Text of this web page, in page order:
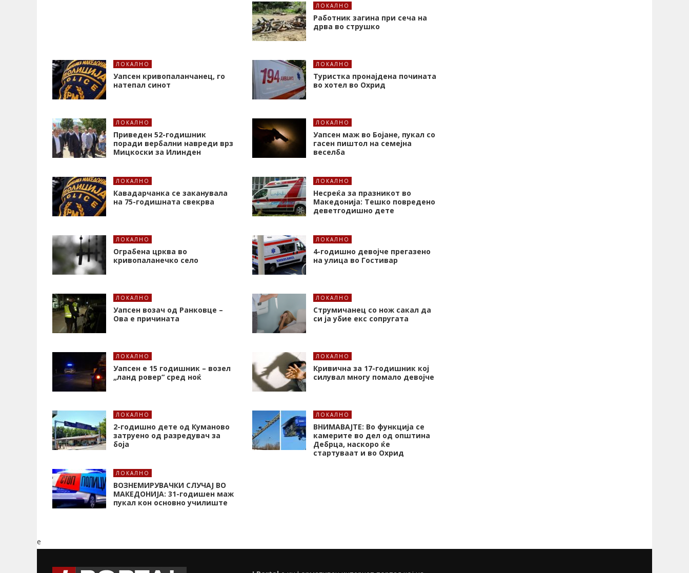
ЛОКАЛНО
Работник загина при сеча на
дрва во струшко
ЛОКАЛНО
Уапсен кривопаланчанец, го
натепал синот
ЛОКАЛНО
Туристка пронајдена почината
во хотел во Охрид
ЛОКАЛНО
Приведен 52-годишник
поради вербални навреди врз
Мицкоски за Илинден
ЛОКАЛНО
Уапсен маж во Бојане, пукал со
гасен пиштол на семејна
веселба
ЛОКАЛНО
Кавадарчанка се заканувала
на 75-годишната свекрва
ЛОКАЛНО
Несреќа за празникот во
Македонија: Тешко повредено
деветгодишно дете
ЛОКАЛНО
Ограбена црква во
кривопаланечко село
ЛОКАЛНО
4-годишно девојче прегазено
на улица во Гостивар
ЛОКАЛНО
Уапсен возач од Ранковце –
Ова е причината
ЛОКАЛНО
Струмичанец со нож сакал да
си ја убие екс сопругата
ЛОКАЛНО
Уапсен е 15 годишник – возел
„ланд ровер“ сред ноќ
ЛОКАЛНО
Кривична за 17-годишник кој
силувал многу помало девојче
ЛОКАЛНО
2-годишно дете од Куманово
затруено од разредувач за
боја
ЛОКАЛНО
ВНИМАВАЈТЕ: Во функција се
камерите во дел од општина
Дебрца, наскоро ќе
стартуваат и во Охрид
ЛОКАЛНО
ВОЗНЕМИРУВАЧКИ СЛУЧАЈ ВО
МАКЕДОНИЈА: 31-годишен маж
пукал кон основнo училиште
e